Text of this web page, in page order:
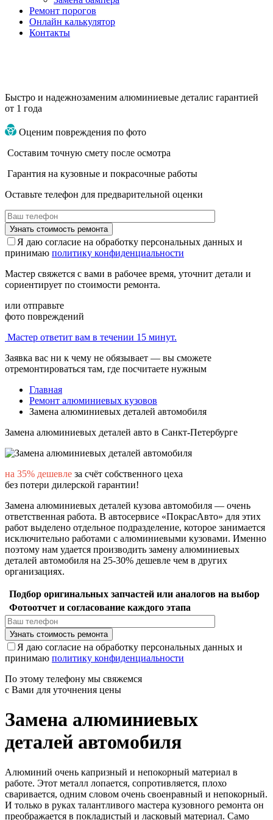
Ремонт порогов
Онлайн калькулятор
Контакты
Быстро и надежнозаменим алюминиевые деталис гарантией
от 1 года
Оценим повреждения по фото
Составим точную смету после осмотра
Гарантия на кузовные и покрасочные работы
Оставьте телефон для предварительной оценки
Я даю согласие на обработку персональных данных и
принимаю политику конфиденциальности
Мастер свяжется с вами в рабочее время, уточнит детали и
сориентирует по стоимости ремонта.
или отправьте
фото повреждений
Мастер ответит вам в течении 15 минут.
Заявка вас ни к чему не обязывает — вы сможете
отремонтироваться там, где посчитаете нужным
Главная
Ремонт алюминиевых кузовов
Замена алюминиевых деталей автомобиля
Замена алюминиевых деталей авто в Санкт-Петербурге
на 35% дешевле за счёт собственного цеха
без потери дилерской гарантии!
Замена алюминиевых деталей кузова автомобиля — очень
ответственная работа. В автосервисе «ПокрасАвто» для этих
работ выделено отдельное подразделение, которое занимается
исключительно работами с алюминиевыми кузовами. Именно
поэтому нам удается производить замену алюминиевых
деталей автомобиля на 25-30% дешевле чем в других
организациях.
Подбор оригинальных запчастей или аналогов на выбор
Фотоотчет и согласование каждого этапа
Я даю согласие на обработку персональных данных и
принимаю политику конфиденциальности
По этому телефону мы свяжемся
с Вами для уточнения цены
Замена алюминиевых
деталей автомобиля
Алюминий очень капризный и непокорный материал в
работе. Этот металл лопается, сопротивляется, плохо
сваривается, одним словом очень своенравный и непокорный.
И только в руках талантливого мастера кузовного ремонта он
преображается в покладистый и ласковый материал. Само